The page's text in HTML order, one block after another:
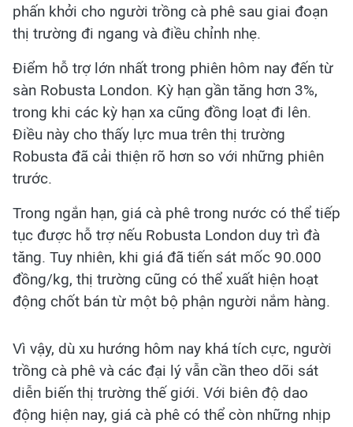
phấn khởi cho người trồng cà phê sau giai đoạn
thị trường đi ngang và điều chỉnh nhẹ.
Điểm hỗ trợ lớn nhất trong phiên hôm nay đến từ
sàn Robusta London. Kỳ hạn gần tăng hơn 3%,
trong khi các kỳ hạn xa cũng đồng loạt đi lên.
Điều này cho thấy lực mua trên thị trường
Robusta đã cải thiện rõ hơn so với những phiên
trước.
Trong ngắn hạn, giá cà phê trong nước có thể tiếp
tục được hỗ trợ nếu Robusta London duy trì đà
tăng. Tuy nhiên, khi giá đã tiến sát mốc 90.000
đồng/kg, thị trường cũng có thể xuất hiện hoạt
động chốt bán từ một bộ phận người nắm hàng.
Vì vậy, dù xu hướng hôm nay khá tích cực, người
trồng cà phê và các đại lý vẫn cần theo dõi sát
diễn biến thị trường thế giới. Với biên độ dao
động hiện nay, giá cà phê có thể còn những nhịp